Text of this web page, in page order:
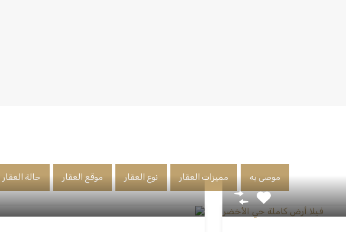
موصى به مميزات العقار نوع العقار موقع العقار حالة العقار